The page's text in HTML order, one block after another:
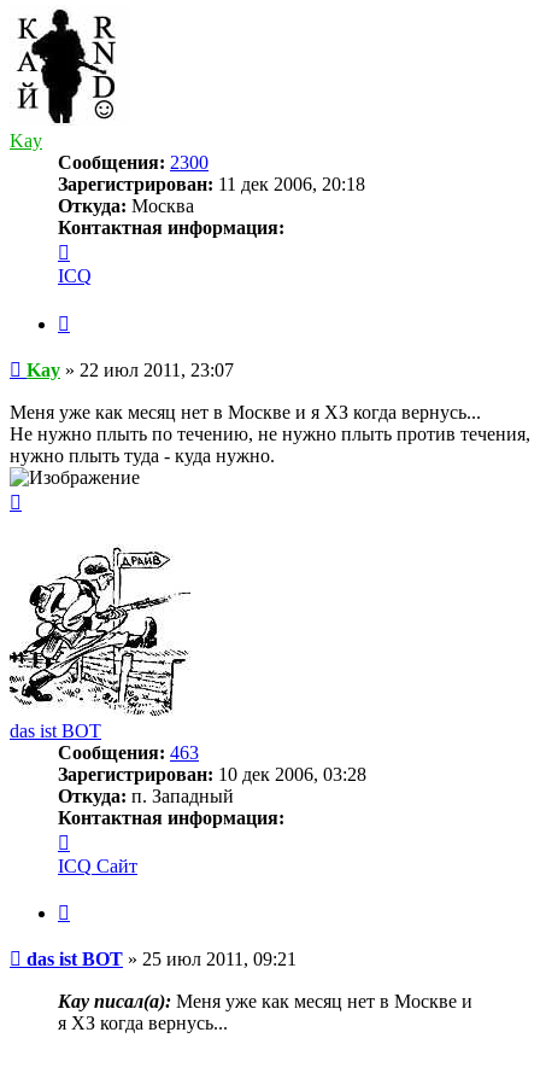
началу
Kay
Сообщения: 2300
Зарегистрирован: 11 дек 2006, 20:18
Откуда: Москва
Контактная информация:
информация
пользователя
ICQ
Сообщение
Kay » 22 июл 2011, 23:07
Меня уже как месяц нет в Москве и я ХЗ когда вернусь...
Не нужно плыть по течению, не нужно плыть против течения,
нужно плыть туда - куда нужно.
das ist BOT
Сообщения: 463
Зарегистрирован: 10 дек 2006, 03:28
Откуда: п. Западный
Контактная информация:
информация
пользователя
ist
ICQ Сайт
Сообщение
das ist BOT » 25 июл 2011, 09:21
Kay писал(a): Меня уже как месяц нет в Москве и
я ХЗ когда вернусь...